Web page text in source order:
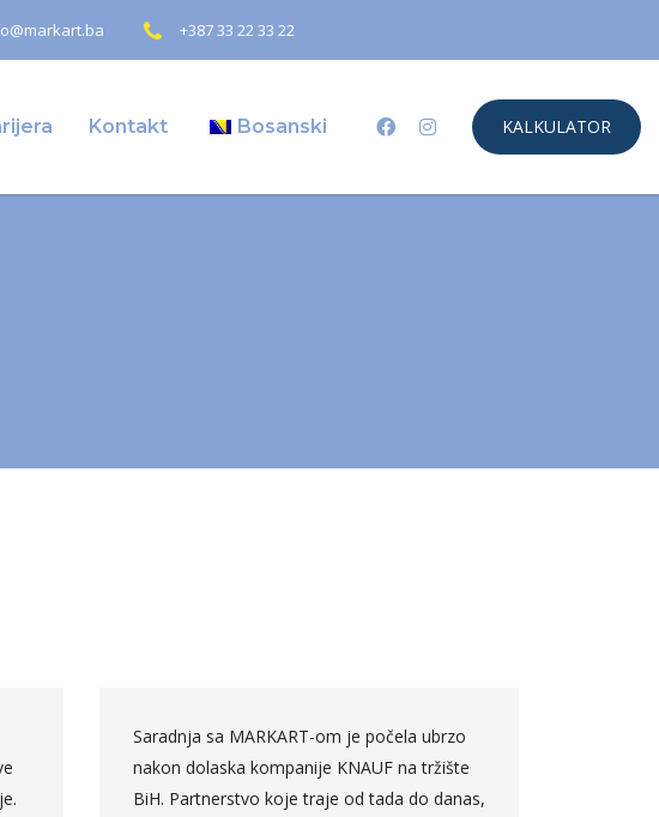
+387 33 22 33 22
Kontakt Bosanski KALKULATOR
Saradnja sa MARKART-om je počela ubrzo
nakon dolaska kompanije KNAUF na tržište
BiH. Partnerstvo koje traje od tada do danas,